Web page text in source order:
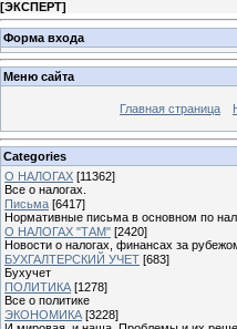
[ЭКСПЕРТ]
Форма входа
Меню сайта
Главная страница
Categories
О НАЛОГАХ [11362]
Все о налогах.
Письма [6417]
Нормативные письма в основном по
О НАЛОГАХ "ТАМ" [2420]
Новости о налогах, финансах за
БУХГАЛТЕРСКИЙ УЧЕТ [683]
Бухучет
ПОЛИТИКА [1278]
Все о политике
ЭКОНОМИКА [3228]